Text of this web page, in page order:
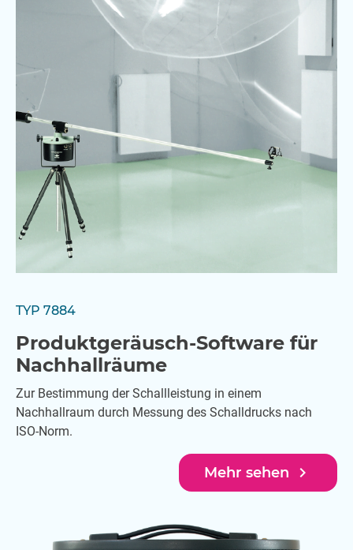
TYP 7884
Produktgeräusch-Software für
Nachhallräume
Zur Bestimmung der Schallleistung in einem
Nachhallraum durch Messung des Schalldrucks nach
ISO-Norm.
Mehr sehen navigate_next